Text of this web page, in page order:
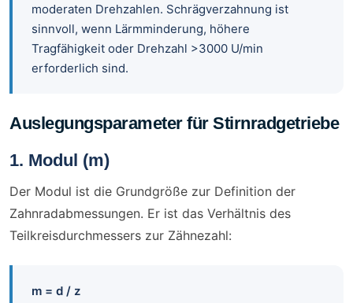
moderaten Drehzahlen. Schrägverzahnung ist
sinnvoll, wenn Lärmminderung, höhere
Tragfähigkeit oder Drehzahl >3000 U/min
erforderlich sind.
Auslegungsparameter für Stirnradgetriebe
1. Modul (m)
Der Modul ist die Grundgröße zur Definition der
Zahnradabmessungen. Er ist das Verhältnis des
Teilkreisdurchmessers zur Zähnezahl:
m = d / z